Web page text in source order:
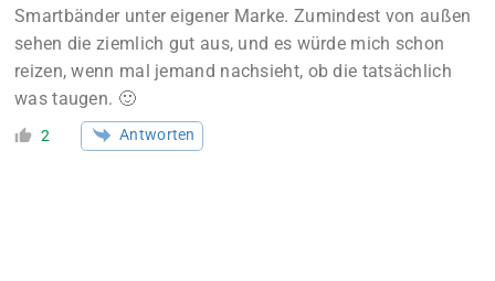
Smartbänder unter eigener Marke. Zumindest von außen
sehen die ziemlich gut aus, und es würde mich schon
reizen, wenn mal jemand nachsieht, ob die tatsächlich
was taugen. 🙂
2 Antworten